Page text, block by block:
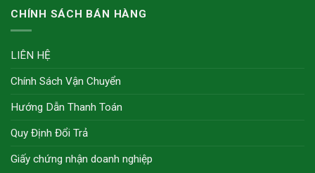
CHÍNH SÁCH BÁN HÀNG
LIÊN HỆ
Chính Sách Vận Chuyển
Hướng Dẫn Thanh Toán
Quy Định Đổi Trả
Giấy chứng nhận doanh nghiệp